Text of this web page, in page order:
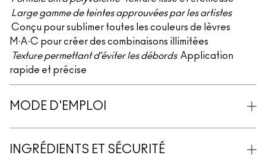
Large gamme de teintes approuvées par les artistes
Conçu pour sublimer toutes les couleurs de lèvres
M·A·C pour créer des combinaisons illimitées
Texture permettant d’éviter les débords Application
rapide et précise
MODE D'EMPLOI
INGRÉDIENTS ET SÉCURITÉ